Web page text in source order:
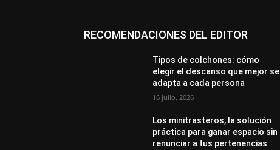
RECOMENDACIONES DEL EDITOR
Tipos de colchones: cómo
elegir el descanso que mejor se
adapta a cada persona
16 julio, 2026
Los minitrasteros, la solución
práctica para ganar espacio sin
renunciar a tus pertenencias